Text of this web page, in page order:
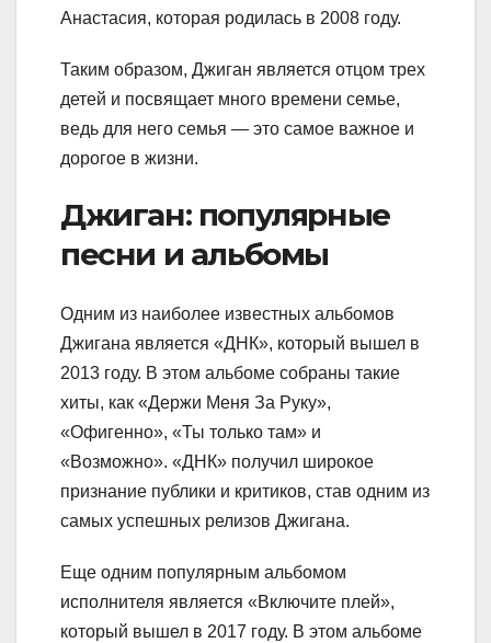
Анастасия, которая родилась в 2008 году.
Таким образом, Джиган является отцом трех
детей и посвящает много времени семье,
ведь для него семья — это самое важное и
дорогое в жизни.
Джиган: популярные
песни и альбомы
Одним из наиболее известных альбомов
Джигана является «ДНК», который вышел в
2013 году. В этом альбоме собраны такие
хиты, как «Держи Меня За Руку»,
«Офигенно», «Ты только там» и
«Возможно». «ДНК» получил широкое
признание публики и критиков, став одним из
самых успешных релизов Джигана.
Еще одним популярным альбомом
исполнителя является «Включите плей»,
который вышел в 2017 году. В этом альбоме